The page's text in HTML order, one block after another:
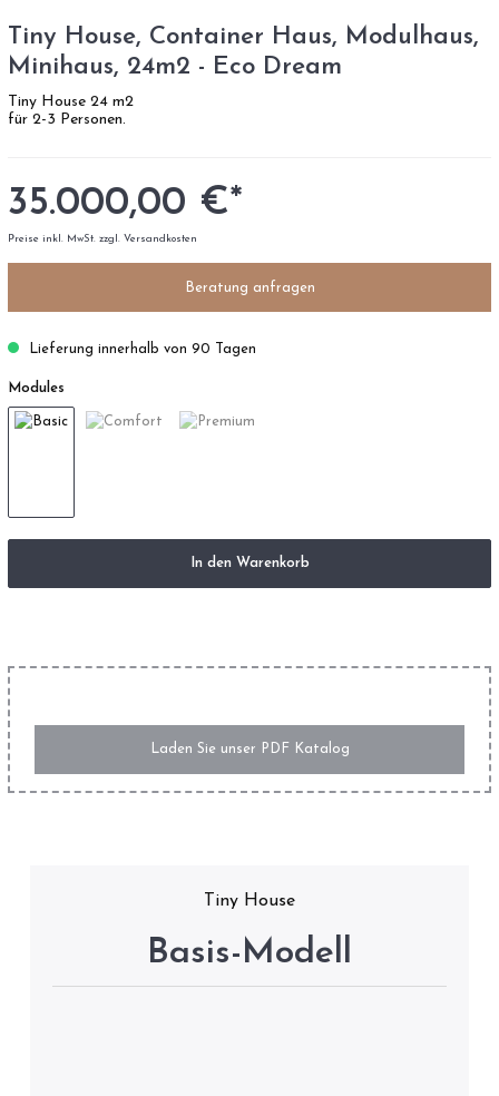
Tiny House, Container Haus, Modulhaus,
Minihaus, 24m2 - Eco Dream
Tiny House 24 m2
für 2-3 Personen.
35.000,00 €*
Preise inkl. MwSt. zzgl. Versandkosten
Beratung anfragen
Lieferung innerhalb von 90 Tagen
Modules
In den Warenkorb
Laden Sie unser PDF Katalog
Tiny House
Basis-Modell